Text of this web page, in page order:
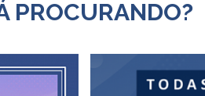
PROCURANDO?